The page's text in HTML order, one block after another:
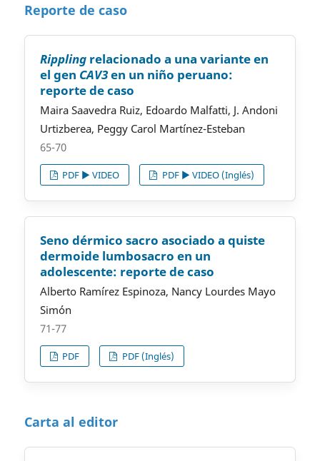
Reporte de caso
Rippling relacionado a una variante en
el gen CAV3en un niño peruano:
reporte de caso
Maira Saavedra Ruiz, Edoardo Malfatti, J. Andoni
Urtizberea, Peggy Carol Martínez-Esteban
65-70
PDF ▶️ VIDEO PDF ▶️ VIDEO (Inglés)
Seno dérmico sacro asociado a quiste
dermoide lumbosacro en un
adolescente: reporte de caso
Alberto Ramírez Espinoza, Nancy Lourdes Mayo
Simón
71-77
PDF PDF (Inglés)
Carta al editor